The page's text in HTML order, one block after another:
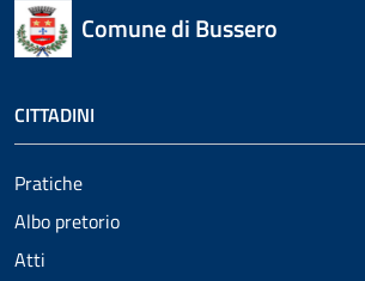
Comune di Bussero
CITTADINI
Pratiche
Albo pretorio
Atti